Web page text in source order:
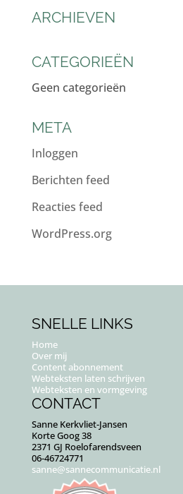
ARCHIEVEN
CATEGORIEËN
Geen categorieën
META
Inloggen
Berichten feed
Reacties feed
WordPress.org
SNELLE LINKS
Home
Over mij
Content abonnement
Webteksten laten schrijven
Webteksten en vormgeving
CONTACT
Sanne Kerkvliet-Jansen
Korte Goog 38
2371 GJ Roelofarendsveen
06-46724771
sanne@sannecommunicatie.nl